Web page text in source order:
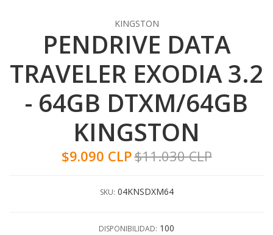
KINGSTON
PENDRIVE DATA
TRAVELER EXODIA 3.2
- 64GB DTXM/64GB
KINGSTON
$9.090 CLP$11.030 CLP
SKU: 04KNSDXM64
DISPONIBILIDAD: 100